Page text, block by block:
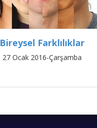
Bireysel Farklılıklar
27 Ocak 2016-Çarşamba